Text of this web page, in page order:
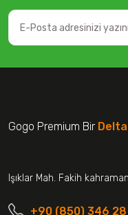
Gogo Premium Bir
Işıklar Mah. Fakih
+90 (850) 346